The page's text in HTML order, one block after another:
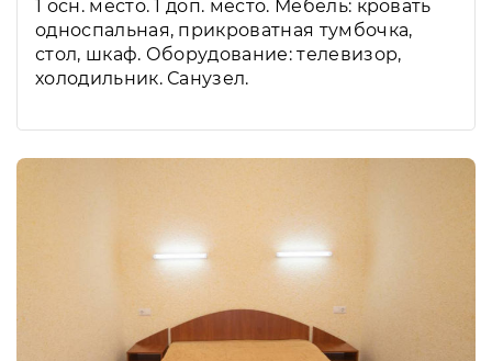
1 осн. место. 1 доп. место. Мебель: кровать
односпальная, прикроватная тумбочка,
стол, шкаф. Оборудование: телевизор,
холодильник. Санузел.